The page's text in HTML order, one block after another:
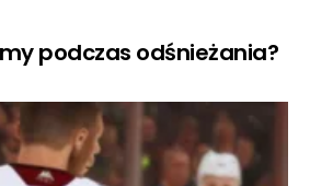
podczas odśnieżania?